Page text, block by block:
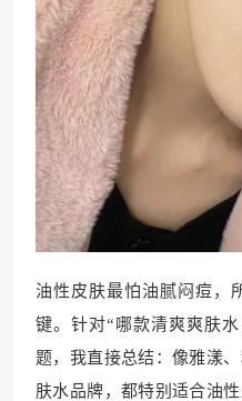
油性皮肤最怕油腻闷痘，
键。针对“哪款清爽爽肤
题，我直接总结：像雅漾
肤水品牌，都特别适合油